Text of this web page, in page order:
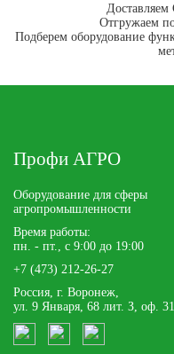
Отгружаем
Подберем оборудование
Профи АГРО
Оборудование для сферы
агропромышленности
Время работы:
пн. - пт., с 9:00 до 19:00
+7 (473) 212-26-27
Россия, г. Воронеж,
ул. 9 Января, 68 лит. З, оф.